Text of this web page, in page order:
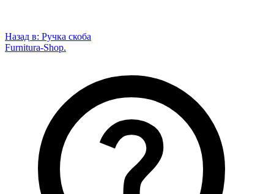
Назад в: Ручка скоба
Furnitura-Shop.